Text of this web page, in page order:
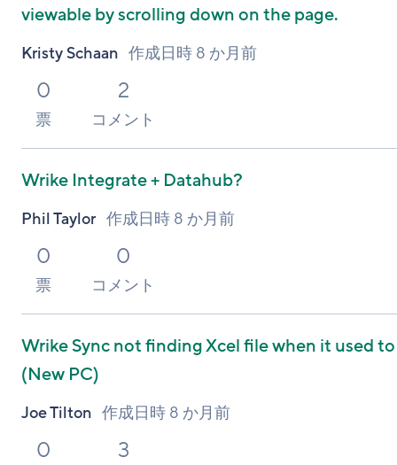
viewable by scrolling down on the page.
Kristy Schaan 作成日時 8 か月前
0
票
2
コメント
Wrike Integrate + Datahub?
Phil Taylor 作成日時 8 か月前
0
票
0
コメント
Wrike Sync not finding Xcel file when it used to
(New PC)
Joe Tilton 作成日時 8 か月前
0 3